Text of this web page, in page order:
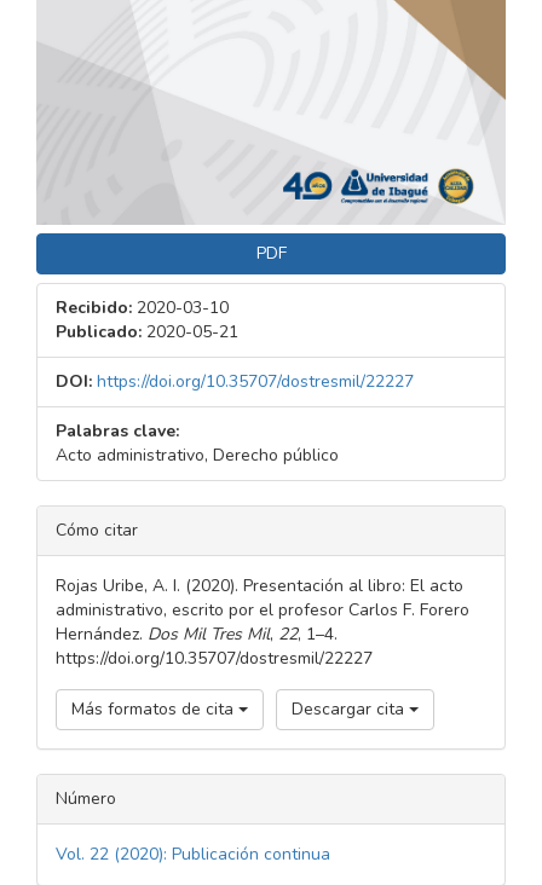
PDF
Recibido: 2020-03-10
Publicado: 2020-05-21
DOI: https://doi.org/10.35707/dostresmil/22227
Palabras clave:
Acto administrativo, Derecho público
DETALLES
DEL
ARTÍCULO
Cómo citar
Rojas Uribe, A. I. (2020). Presentación al libro: El acto
administrativo, escrito por el profesor Carlos F. Forero
Hernández. Dos Mil Tres Mil, 22, 1–4.
https://doi.org/10.35707/dostresmil/22227
Más formatos de cita Descargar cita
Número
Vol. 22 (2020): Publicación continua